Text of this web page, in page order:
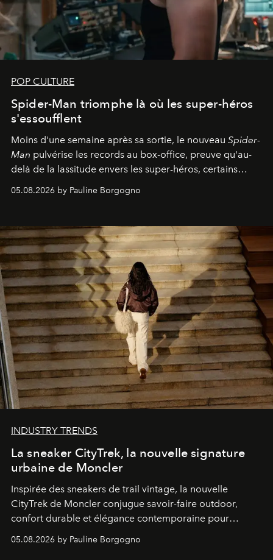
POP CULTURE
Spider-Man triomphe là où les super-héros
s'essoufflent
Moins d'une semaine après sa sortie, le nouveau Spider-
Man pulvérise les records au box-office, preuve qu'au-
delà de la lassitude envers les super-héros, certains
05.08.2026 by Pauline Borgogno
INDUSTRY TRENDS
La sneaker CityTrek, la nouvelle signature
urbaine de Moncler
Inspirée des sneakers de trail vintage, la nouvelle
CityTrek de Moncler conjugue savoir-faire outdoor,
confort durable et élégance contemporaine pour
05.08.2026 by Pauline Borgogno